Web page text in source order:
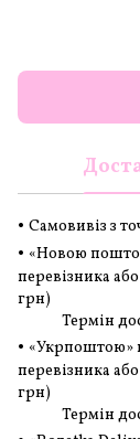
• Самовивіз з
• «Новою
перевізника або
грн)
Термін
• «Укрпоштою»
перевізника або
грн)
Термін